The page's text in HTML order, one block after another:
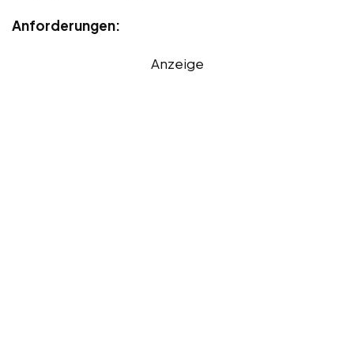
Anforderungen:
Anzeige